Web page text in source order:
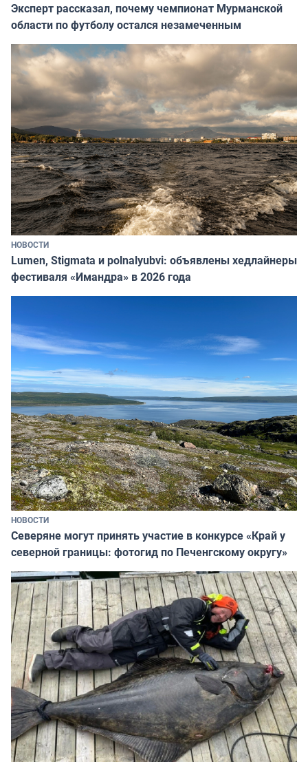
Эксперт рассказал, почему чемпионат Мурманской
области по футболу остался незамеченным
НОВОСТИ
Lumen, Stigmata и polnalyubvi: объявлены хедлайнеры
фестиваля «Имандра» в 2026 года
НОВОСТИ
Северяне могут принять участие в конкурсе «Край у
северной границы: фотогид по Печенгскому округу»